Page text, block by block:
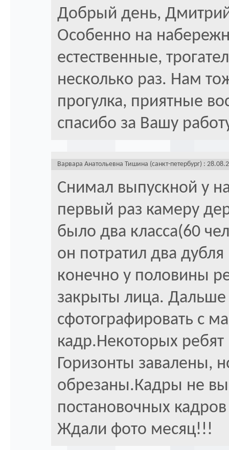
Добрый день,
Особенно на
естественные,
несколько раз. Нам
прогулка, приятные
спасибо за Вашу
Варвара Анатольевна Тишина (санкт-петербург) :
Снимал выпускной у
первый раз камеру
было два класса(60
он потратил два
конечно у половины
закрыты лица.
сфотографировать с
кадр.Некоторых
Горизонты завалены,
обрезаны.Кадры не
постановочных
Ждали фото месяц!!!